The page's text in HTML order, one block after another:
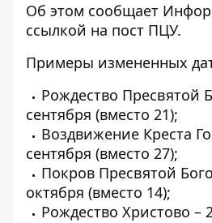
Об этом сообщает
ссылкой на пост ПЦУ.
Примеры измененных
Рождество Пресвятой
сентября (вместо 21);
Воздвижение Креста
сентября (вместо 27);
Покров Пресвятой
октября (вместо 14);
Рождество Христово –